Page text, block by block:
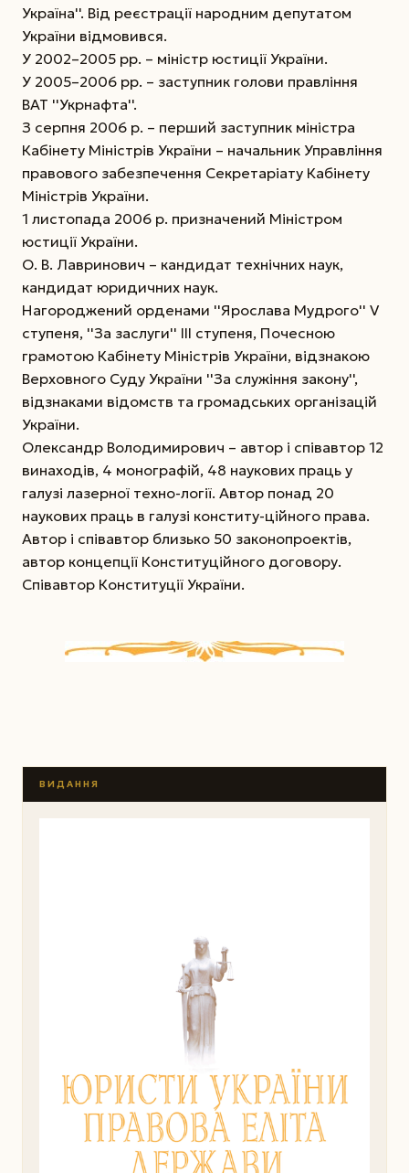
Україна''. Від реєстрації народним депутатом
України відмовився.
У 2002–2005 рр. – міністр юстиції України.
У 2005–2006 рр. – заступник голови правління
ВАТ ''Укрнафта''.
З серпня 2006 р. – перший заступник міністра
Кабінету Міністрів України – начальник Управління
правового забезпечення Секретаріату Кабінету
Міністрів України.
1 листопада 2006 р. призначений Міністром
юстиції України.
О. В. Лавринович – кандидат технічних наук,
кандидат юридичних наук.
Нагороджений орденами ''Ярослава Мудрого'' V
ступеня, ''За заслуги'' III ступеня, Почесною
грамотою Кабінету Міністрів України, відзнакою
Верховного Суду України ''За служіння закону'',
відзнаками відомств та громадських організацій
України.
Олександр Володимирович – автор і співавтор 12
винаходів, 4 монографій, 48 наукових праць у
галузі лазерної техно-логії. Автор понад 20
наукових праць в галузі конститу-ційного права.
Автор і співавтор близько 50 законопроектів,
автор концепції Конституційного договору.
Співавтор Конституції України.
ВИДАННЯ